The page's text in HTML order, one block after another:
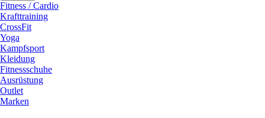
Fitness / Cardio
Krafttraining
CrossFit
Yoga
Kampfsport
Kleidung
Fitnessschuhe
Ausrüstung
Outlet
Marken